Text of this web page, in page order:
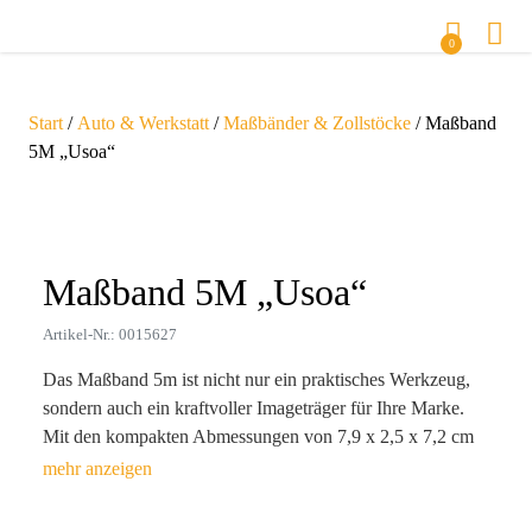
0
Start / Auto & Werkstatt /Maßbänder & Zollstöcke / Maßband
5M „Usoa“
Maßband 5M „Usoa“
Artikel-Nr.: 0015627
Das Maßband 5m ist nicht nur ein praktisches Werkzeug,
sondern auch ein kraftvoller Imageträger für Ihre Marke.
Mit den kompakten Abmessungen von 7,9 x 2,5 x 7,2 cm
und einem Gewicht von nur 169g passt es perfekt in jede